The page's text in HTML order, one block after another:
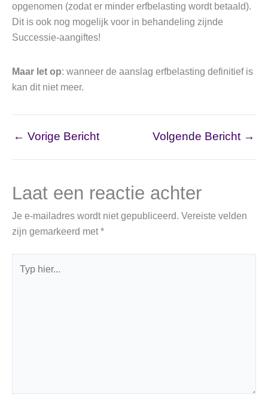
opgenomen (zodat er minder erfbelasting wordt betaald).
Dit is ook nog mogelijk voor in behandeling zijnde
Successie-aangiftes!
Maar let op: wanneer de aanslag erfbelasting definitief is
kan dit niet meer.
← Vorige Bericht Volgende Bericht →
Laat een reactie achter
Je e-mailadres wordt niet gepubliceerd. Vereiste velden
zijn gemarkeerd met*
hier...